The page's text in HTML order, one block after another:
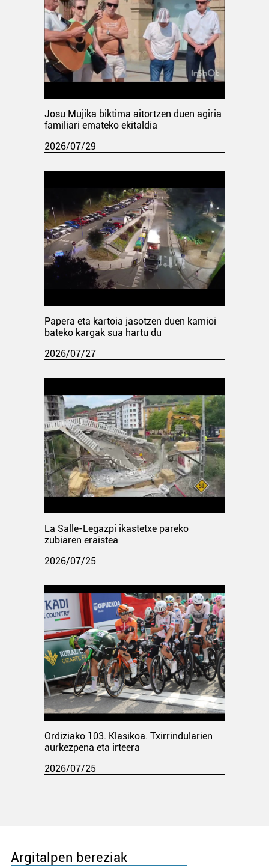
Josu Mujika biktima aitortzen duen agiria
familiari emateko ekitaldia
2026/07/29
Papera eta kartoia jasotzen duen kamioi
bateko kargak sua hartu du
2026/07/27
La Salle-Legazpi ikastetxe pareko
zubiaren eraistea
2026/07/25
Ordiziako 103. Klasikoa. Txirrindularien
aurkezpena eta irteera
2026/07/25
Argitalpen bereziak